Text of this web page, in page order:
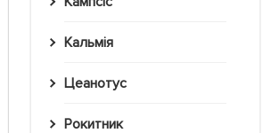
Кальмія
Цеанотус
Рокитник